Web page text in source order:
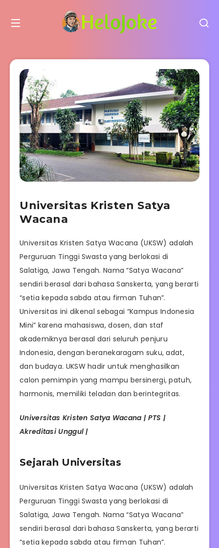
Universitas Kristen Satya
Wacana
Universitas Kristen Satya Wacana (UKSW) adalah
Perguruan Tinggi Swasta yang berlokasi di
Salatiga, Jawa Tengah. Nama “Satya Wacana”
sendiri berasal dari bahasa Sanskerta, yang berarti
“setia kepada sabda atau firman Tuhan”.
Universitas ini dikenal sebagai “Kampus Indonesia
Mini” karena mahasiswa, dosen, dan staf
akademiknya berasal dari seluruh penjuru
Indonesia, dengan beranekaragam suku, adat,
dan budaya. UKSW hadir untuk menghasilkan
calon pemimpin yang mampu bersinergi, patuh,
harmonis, memiliki teladan dan berintegritas.
Universitas Kristen Satya Wacana | PTS |
Akreditasi Unggul |
Sejarah Universitas
Universitas Kristen Satya Wacana (UKSW) adalah
Perguruan Tinggi Swasta yang berlokasi di
Salatiga, Jawa Tengah. Nama “Satya Wacana”
sendiri berasal dari bahasa Sanskerta, yang berarti
“setia kepada sabda atau firman Tuhan”.